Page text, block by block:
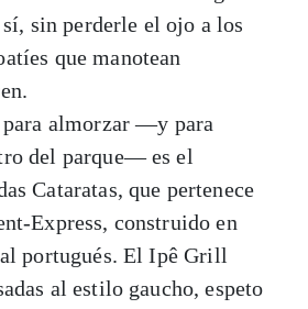
sin perderle el ojo a los
que manotean
almorzar —y para
del parque— es el
Cataratas, que pertenece
Express, construido en
portugués. El Ipê Grill
al estilo gaucho, espeto